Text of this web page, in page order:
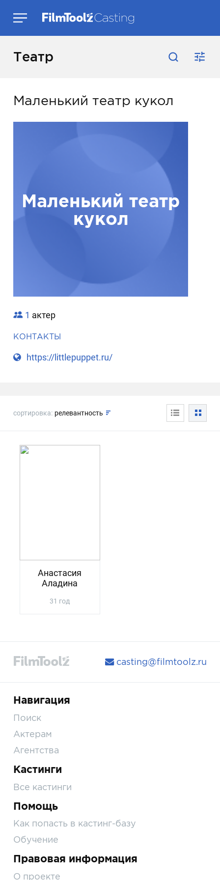
Театр
Маленький театр кукол
Маленький театр
кукол
1 актер
КОНТАКТЫ
https://littlepuppet.ru/
сортировка: релевантность
Анастасия
Аладина
31 год
casting@filmtoolz.ru
Навигация
Поиск
Актерам
Агентства
Кастинги
Все кастинги
Помощь
Как попасть в кастинг-базу
Обучение
Правовая информация
О проекте